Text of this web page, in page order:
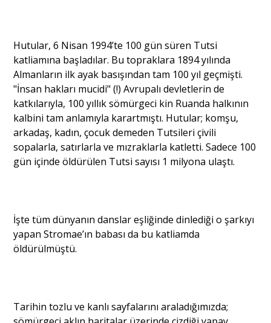
Hutular, 6 Nisan 1994’te 100 gün süren Tutsi
katliamına başladılar. Bu topraklara 1894 yılında
Almanların ilk ayak basışından tam 100 yıl geçmişti.
"İnsan hakları mucidi" (!) Avrupalı devletlerin de
katkılarıyla, 100 yıllık sömürgeci kin Ruanda halkının
kalbini tam anlamıyla karartmıştı. Hutular; komşu,
arkadaş, kadın, çocuk demeden Tutsileri çivili
sopalarla, satırlarla ve mızraklarla katletti. Sadece 100
gün içinde öldürülen Tutsi sayısı 1 milyona ulaştı.
İşte tüm dünyanın danslar eşliğinde dinlediği o şarkıyı
yapan Stromae’ın babası da bu katliamda
öldürülmüştü.
Tarihin tozlu ve kanlı sayfalarını araladığımızda;